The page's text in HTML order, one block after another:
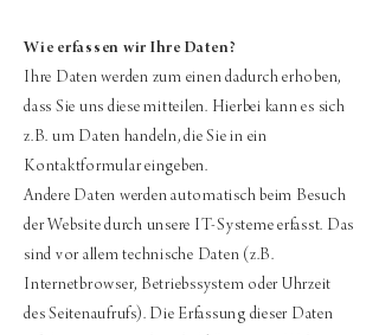
Wie erfassen wir Ihre Daten?
Ihre Daten werden zum einen dadurch erhoben,
dass Sie uns diese mitteilen. Hierbei kann es sich
z.B. um Daten handeln, die Sie in ein
Kontaktformular eingeben.
Andere Daten werden automatisch beim Besuch
der Website durch unsere IT-Systeme erfasst. Das
sind vor allem technische Daten (z.B.
Internetbrowser, Betriebssystem oder Uhrzeit
des Seitenaufrufs). Die Erfassung dieser Daten